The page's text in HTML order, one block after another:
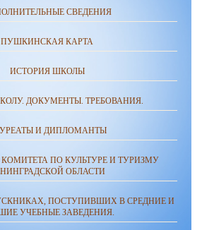
СВЕДЕНИЯ
ПУШКИНСКАЯ КАРТА
ИСТОРИЯ ШКОЛЫ
ДОКУМЕНТЫ. ТРЕБОВАНИЯ.
И ДИПЛОМАНТЫ
ПО КУЛЬТУРЕ И ТУРИЗМУ
ОБЛАСТИ
ПОСТУПИВШИХ В СРЕДНИЕ И
УЧЕБНЫЕ ЗАВЕДЕНИЯ.